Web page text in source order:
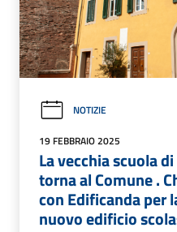
NOTIZIE
19 FEBBRAIO 2025
La vecchia scuola
torna al Comune .
con Edificanda per
nuovo edificio